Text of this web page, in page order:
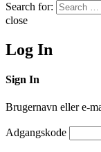
Search for:
close
Log In
Sign In
Brugernavn eller e-
Adgangskode